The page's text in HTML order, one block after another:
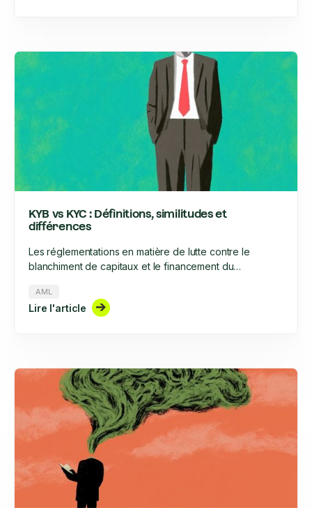
KYB vs KYC : Définitions, similitudes et
différences
Les réglementations en matière de lutte contre le
blanchiment de capitaux et le financement du
évoluent à un rythme sans précédent et exigent une
rigueur accrue. Cette rigueur concerne, entre autres,
AML
Lire l'article